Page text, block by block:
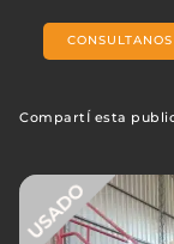
CONSULTANOS
CompartÍ esta